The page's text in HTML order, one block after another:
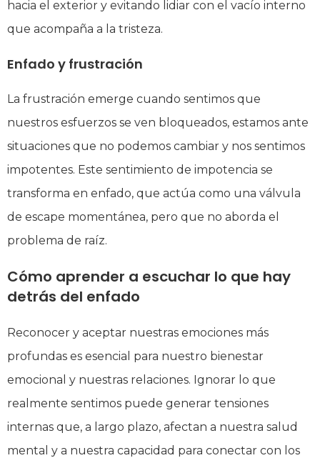
hacia el exterior y evitando lidiar con el vacío interno
que acompaña a la tristeza.
Enfado y frustración
La frustración emerge cuando sentimos que
nuestros esfuerzos se ven bloqueados, estamos ante
situaciones que no podemos cambiar y nos sentimos
impotentes. Este sentimiento de impotencia se
transforma en enfado, que actúa como una válvula
de escape momentánea, pero que no aborda el
problema de raíz.
Cómo aprender a escuchar lo que hay
detrás del enfado
Reconocer y aceptar nuestras emociones más
profundas es esencial para nuestro bienestar
emocional y nuestras relaciones. Ignorar lo que
realmente sentimos puede generar tensiones
internas que, a largo plazo, afectan a nuestra salud
mental y a nuestra capacidad para conectar con los